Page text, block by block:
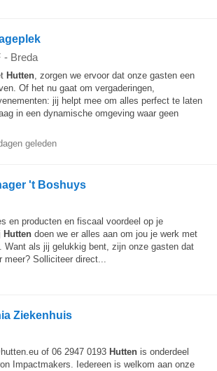
- Breda
Hutten, zorgen we ervoor dat onze gasten een
Of het nu gaat om vergaderingen,
jij helpt mee om alles perfect te laten
in een dynamische omgeving waar geen
geleden
't Boshuys
en producten en fiscaal voordeel op je
Hutten doen we er alles aan om jou je werk met
Want als jij gelukkig bent, zijn onze gasten dat
meer? Solliciteer direct...
Ziekenhuis
of 06 2947 0193 Hutten is onderdeel
Impactmakers. Iedereen is welkom aan onze